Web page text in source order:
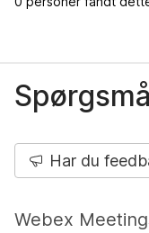
Har du
Webex